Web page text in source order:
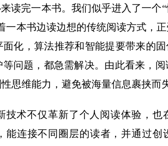
读完一本书。我们似乎进入了一个
一本书边读边想的传统阅读方式，
化，算法推荐和智能提要带来的固
问题，都急需解决。由此看来，
思维能力，避免被海量信息裹挟而
术不仅革新了个人阅读体验，也
能连接不同圈层的读者，并通过创